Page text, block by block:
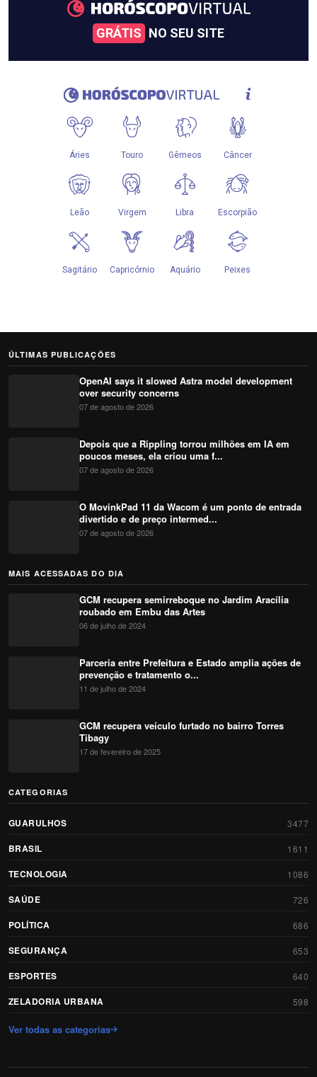
ÚLTIMAS PUBLICAÇÕES
OpenAI says it slowed Astra model development
over security concerns
07 de agosto de 2026
Depois que a Rippling torrou milhões em IA em
poucos meses, ela criou uma f...
07 de agosto de 2026
O MovinkPad 11 da Wacom é um ponto de entrada
divertido e de preço intermed...
07 de agosto de 2026
MAIS ACESSADAS DO DIA
GCM recupera semirreboque no Jardim Aracília
roubado em Embu das Artes
06 de julho de 2024
Parceria entre Prefeitura e Estado amplia ações de
prevenção e tratamento o...
11 de julho de 2024
GCM recupera veículo furtado no bairro Torres
Tibagy
17 de fevereiro de 2025
CATEGORIAS
GUARULHOS 3477
BRASIL 1611
TECNOLOGIA 1086
SAÚDE 726
POLÍTICA 686
SEGURANÇA 653
ESPORTES 640
ZELADORIA URBANA 598
Ver todas as categorias